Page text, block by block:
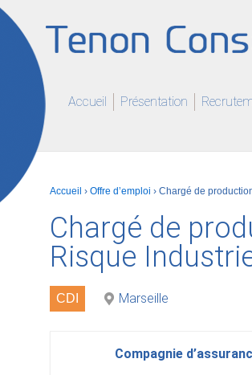
Accueil Présentation
Accueil › Offre d’emploi › Chargé de
Chargé de
Risque
CDI Marseille
Compagnie